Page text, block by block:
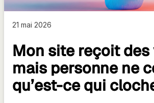
21 mai 2026
Mon site reçoit
mais personne ne
qu’est-ce qui